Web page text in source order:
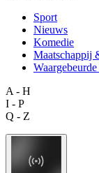
Sport
Nieuws
Komedie
Maatschappij
A - H
I - P
Q - Z